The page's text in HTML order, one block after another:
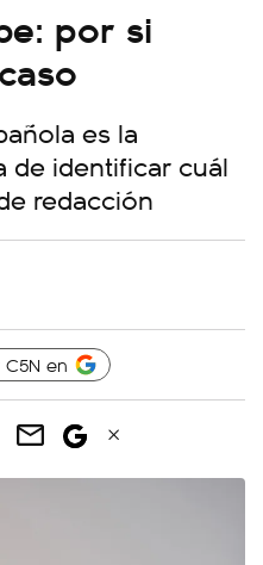
por si
es la
de identificar cuál
redacción
en